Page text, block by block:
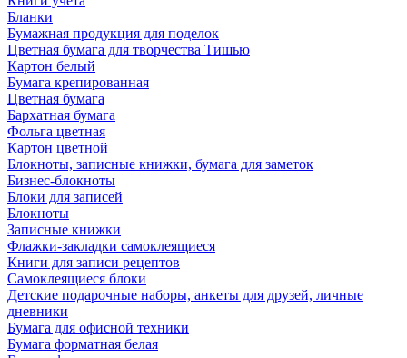
Бланки
Бумажная продукция для поделок
Цветная бумага для творчества Тишью
Картон белый
Бумага крепированная
Цветная бумага
Бархатная бумага
Фольга цветная
Картон цветной
Блокноты, записные книжки, бумага для заметок
Бизнес-блокноты
Блоки для записей
Блокноты
Записные книжки
Флажки-закладки самоклеящиеся
Книги для записи рецептов
Самоклеящиеся блоки
Детские подарочные наборы, анкеты для друзей, личные
дневники
Бумага для офисной техники
Бумага форматная белая